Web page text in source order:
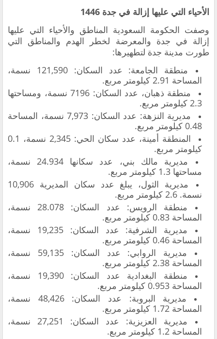
الأحياء التي عليها إزالة في جدة 1446
وصفت الحكومة السعودية المناطق والأحياء التي عليها
إزالة في جدة والمعرضة لخطر الهدم والمناطق التي
طورت مدينة جدة لتطهيرها:
منطقة الجامعة: عدد السكان: 121,590 نسمة،
المساحة 2.91 كيلومتر مربع.
منطقة ذهبان، عدد السكان: 7196 نسمة، ومساحتها
2.3 كيلومتر مربع.
مديرية النزهة: عدد السكان: 7,973 نسمة، المساحة
0.48 كيلومتر مربع.
المنطقة أمينة، عدد سكان الحي: 2,345 نسمة، 0.1
كيلومتر مربع.
مديرية مالك بني، عدد سكانها 24.934 نسمة،
مساحتها 1.3 كيلومتر مربع.
مديرية الثول، يبلغ عدد سكان المديرية 10,906
نسمة. 2.6 كيلومتر مربع.
منطقة الرويس: عدد السكان: 28.078 نسمة،
المساحة 0.83 كيلومتر مربع.
مديرية الشرفية: عدد السكان: 19,235 نسمة،
المساحة 0.46 كيلومتر مربع.
مديرية الروابي: عدد السكان: 59,135 نسمة،
المساحة 2.38 كيلومتر مربع.
منطقة البغدادية عدد السكان: 19,390 نسمة،
المساحة 0.953 كيلومتر مربع.
مديرية البروبة: عدد السكان: 48,426 نسمة،
المساحة 1.72 كيلومتر مربع.
مديرية العزيزية: عدد السكان: 27,251 نسمة،
المساحة 1.2 كيلومتر مربع.